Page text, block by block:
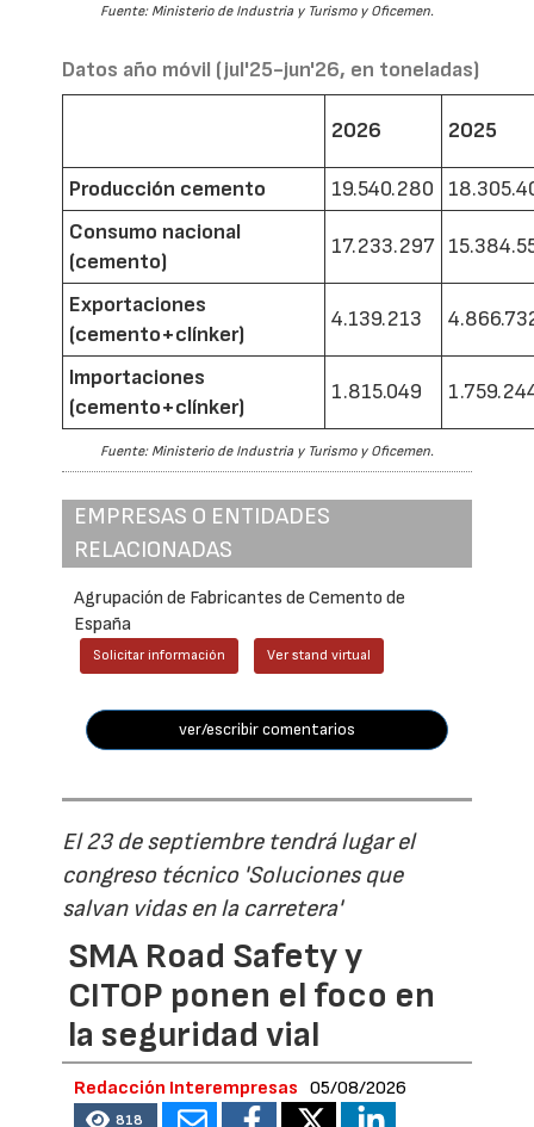
Fuente: Ministerio de Industria y Turismo y Oficemen.
Datos año móvil (jul'25-jun'26, en toneladas)
2026 2025
Producción cemento 19.540.280
Consumo nacional
(cemento)
17.233.297
Exportaciones
(cemento+clínker)
4.139.213
Importaciones
(cemento+clínker)
1.815.049
Fuente: Ministerio de Industria y Turismo y Oficemen.
EMPRESAS O ENTIDADES
RELACIONADAS
Agrupación de Fabricantes de Cemento de
España
Solicitar información Ver stand virtual
ver/escribir comentarios
El 23 de septiembre tendrá lugar el
congreso técnico 'Soluciones que
salvan vidas en la carretera'
SMA Road Safety y
CITOP ponen el foco en
la seguridad vial
Redacción Interempresas 05/08/2026
818